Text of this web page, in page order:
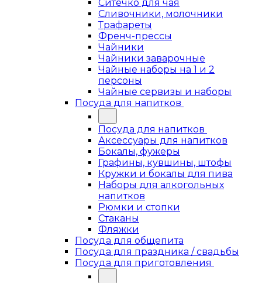
Ситечко для чая
Сливочники, молочники
Трафареты
Френч-прессы
Чайники
Чайники заварочные
Чайные наборы на 1 и 2
персоны
Чайные сервизы и наборы
Посуда для напитков
Посуда для напитков
Аксессуары для напитков
Бокалы, фужеры
Графины, кувшины, штофы
Кружки и бокалы для пива
Наборы для алкогольных
напитков
Рюмки и стопки
Стаканы
Фляжки
Посуда для общепита
Посуда для праздника / свадьбы
Посуда для приготовления